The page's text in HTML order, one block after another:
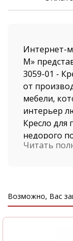
Интернет-
М»
3059-01 -
от
мебели,
интерьер
Кресло для
недорого
нашего
компании.
Читать
Возможно, Вас